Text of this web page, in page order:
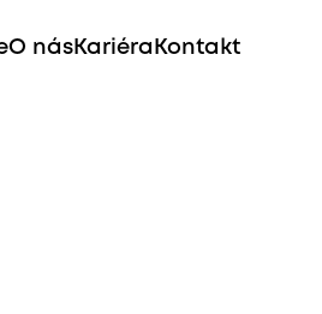
O násKariéra Kontakt